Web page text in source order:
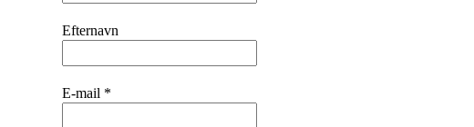
Efternavn
E-mail *